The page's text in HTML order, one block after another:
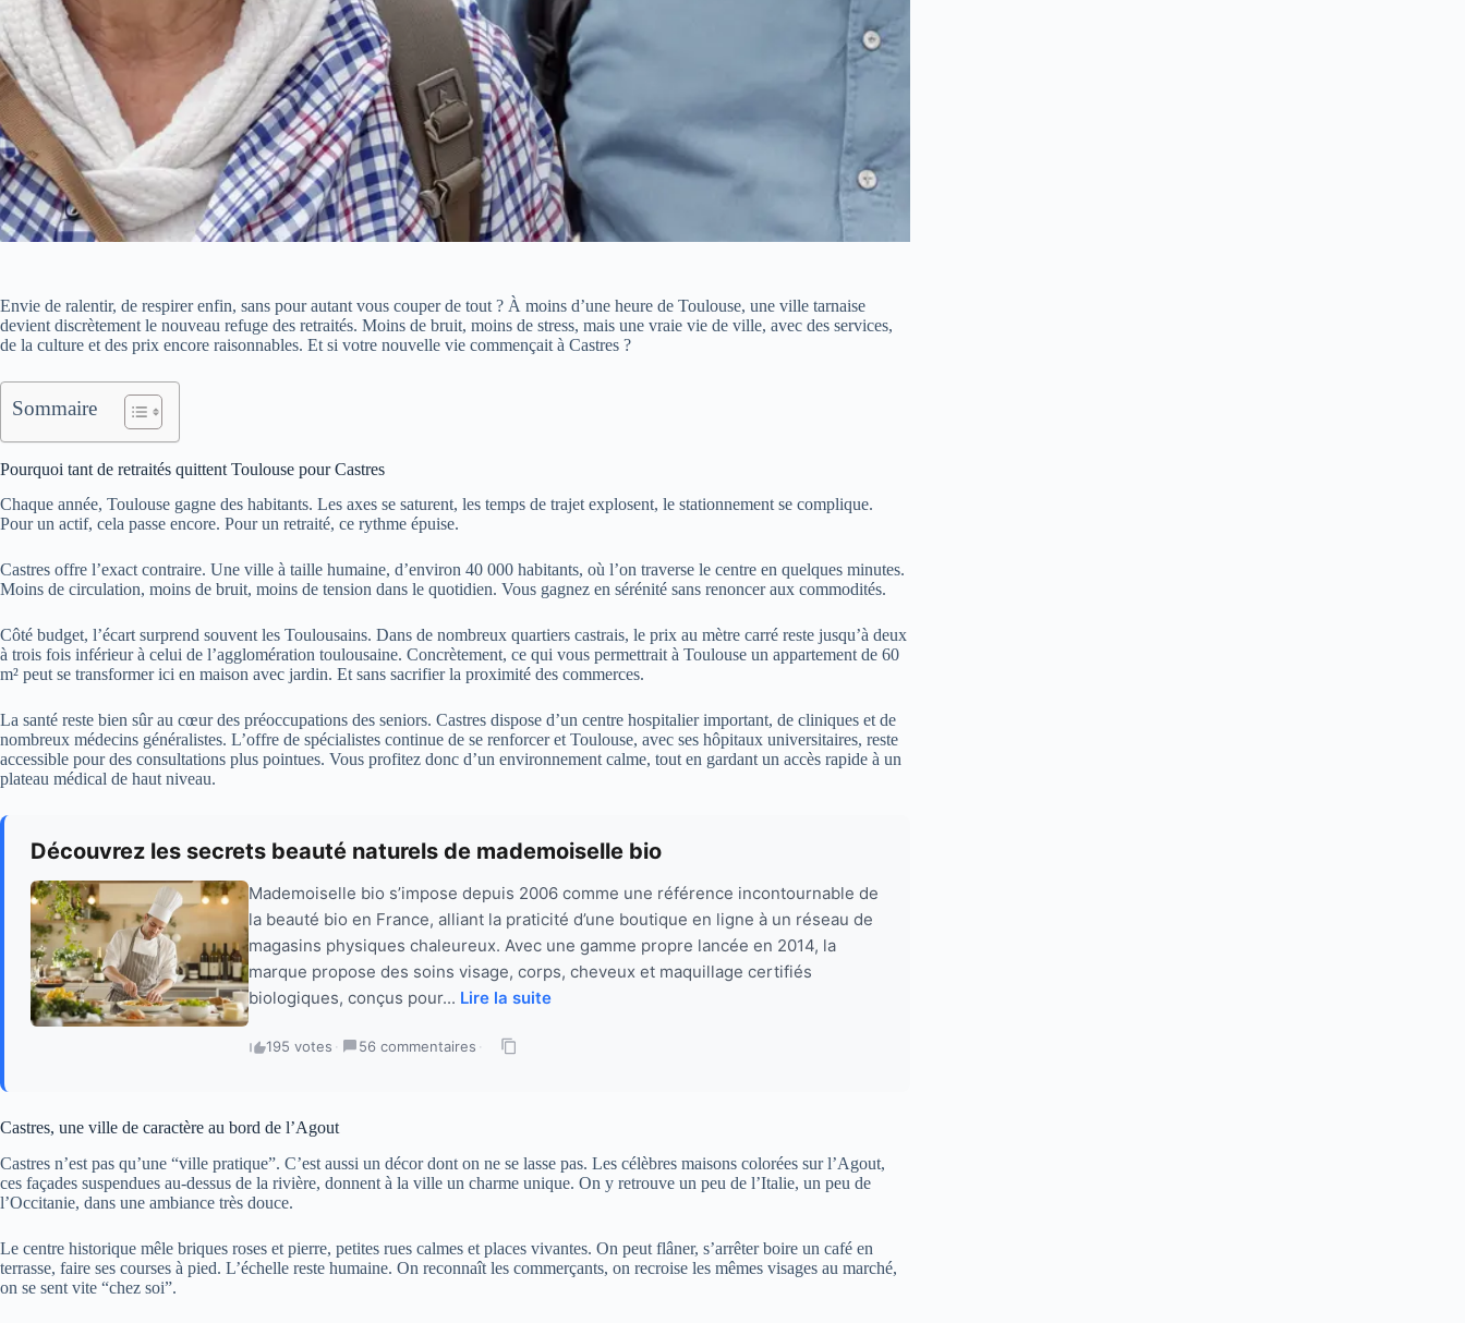
Envie de ralentir, de respirer enfin, sans pour autant vous couper de tout ? À moins d’une heure de Toulouse, une ville tarnaise
devient discrètement le nouveau refuge des retraités. Moins de bruit, moins de stress, mais une vraie vie de ville, avec des services,
de la culture et des prix encore raisonnables. Et si votre nouvelle vie commençait à Castres ?
Sommaire
Pourquoi tant de retraités quittent Toulouse pour Castres
Chaque année, Toulouse gagne des habitants. Les axes se saturent, les temps de trajet explosent, le stationnement se complique.
Pour un actif, cela passe encore. Pour un retraité, ce rythme épuise.
Castres offre l’exact contraire. Une ville à taille humaine, d’environ 40 000 habitants, où l’on traverse le centre en quelques minutes.
Moins de circulation, moins de bruit, moins de tension dans le quotidien. Vous gagnez en sérénité sans renoncer aux commodités.
Côté budget, l’écart surprend souvent les Toulousains. Dans de nombreux quartiers castrais, le prix au mètre carré reste jusqu’à deux
à trois fois inférieur à celui de l’agglomération toulousaine. Concrètement, ce qui vous permettrait à Toulouse un appartement de 60
m² peut se transformer ici en maison avec jardin. Et sans sacrifier la proximité des commerces.
La santé reste bien sûr au cœur des préoccupations des seniors. Castres dispose d’un centre hospitalier important, de cliniques et de
nombreux médecins généralistes. L’offre de spécialistes continue de se renforcer et Toulouse, avec ses hôpitaux universitaires, reste
accessible pour des consultations plus pointues. Vous profitez donc d’un environnement calme, tout en gardant un accès rapide à un
plateau médical de haut niveau.
Découvrez les secrets beauté naturels de mademoiselle bio
Mademoiselle bio s’impose depuis 2006 comme une référence incontournable de
la beauté bio en France, alliant la praticité d’une boutique en ligne à un réseau de
magasins physiques chaleureux. Avec une gamme propre lancée en 2014, la
marque propose des soins visage, corps, cheveux et maquillage certifiés
biologiques, conçus pour... Lire la suite
195 votes · 56 commentaires ·
Castres, une ville de caractère au bord de l’Agout
Castres n’est pas qu’une “ville pratique”. C’est aussi un décor dont on ne se lasse pas. Les célèbres maisons colorées sur l’Agout,
ces façades suspendues au-dessus de la rivière, donnent à la ville un charme unique. On y retrouve un peu de l’Italie, un peu de
l’Occitanie, dans une ambiance très douce.
Le centre historique mêle briques roses et pierre, petites rues calmes et places vivantes. On peut flâner, s’arrêter boire un café en
terrasse, faire ses courses à pied. L’échelle reste humaine. On reconnaît les commerçants, on recroise les mêmes visages au marché,
on se sent vite “chez soi”.